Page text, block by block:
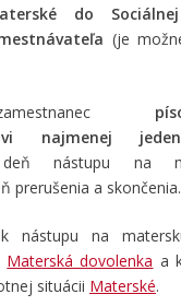
do
(je
zamestnanec
najmenej
deň nástupu na
prerušenia a skončenia.
nástupu na
Materská dovolenka a
situácii Materské.